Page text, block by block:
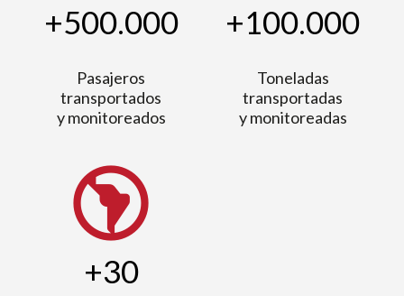
+500.000
Pasajeros
transportados
y monitoreados
+100.000
Toneladas
transportadas
y monitoreadas
south_america
+30